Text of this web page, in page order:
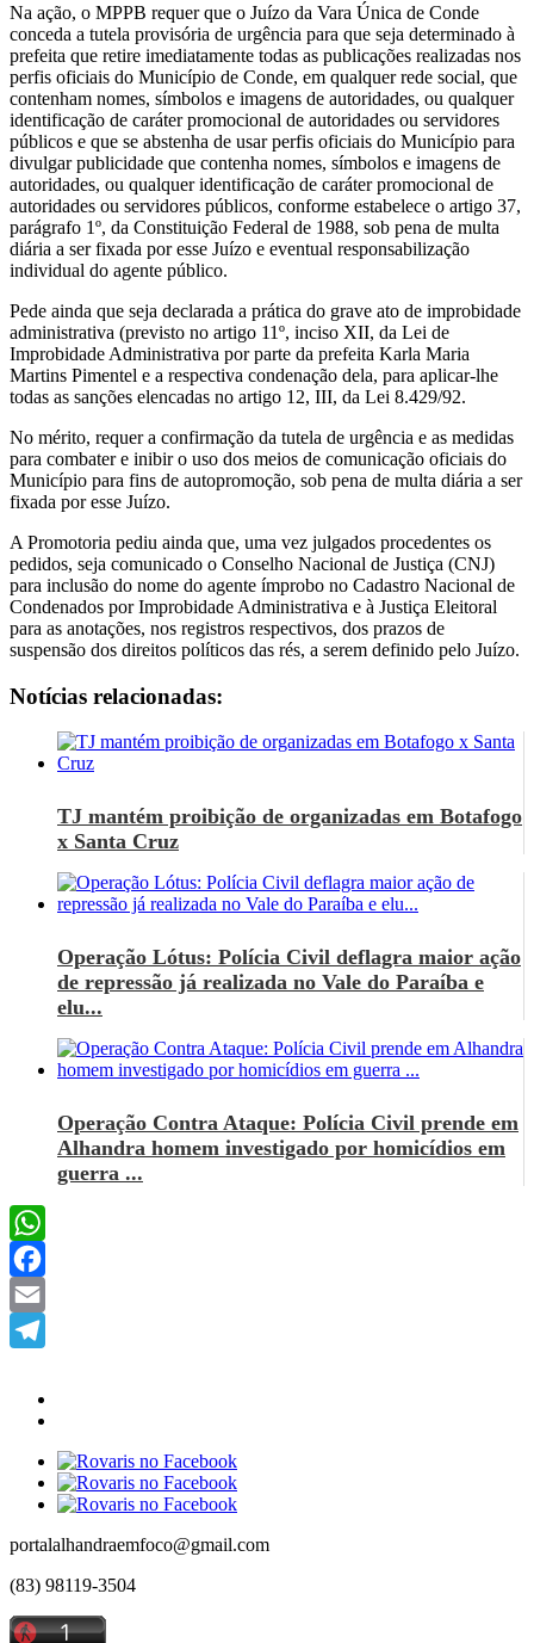
Na ação, o MPPB requer que o Juízo da Vara Única de Conde
conceda a tutela provisória de urgência para que seja determinado à
prefeita que retire imediatamente todas as publicações realizadas nos
perfis oficiais do Município de Conde, em qualquer rede social, que
contenham nomes, símbolos e imagens de autoridades, ou qualquer
identificação de caráter promocional de autoridades ou servidores
públicos e que se abstenha de usar perfis oficiais do Município para
divulgar publicidade que contenha nomes, símbolos e imagens de
autoridades, ou qualquer identificação de caráter promocional de
autoridades ou servidores públicos, conforme estabelece o artigo 37,
parágrafo 1º, da Constituição Federal de 1988, sob pena de multa
diária a ser fixada por esse Juízo e eventual responsabilização
individual do agente público.
Pede ainda que seja declarada a prática do grave ato de improbidade
administrativa (previsto no artigo 11º, inciso XII, da Lei de
Improbidade Administrativa por parte da prefeita Karla Maria
Martins Pimentel e a respectiva condenação dela, para aplicar-lhe
todas as sanções elencadas no artigo 12, III, da Lei 8.429/92.
No mérito, requer a confirmação da tutela de urgência e as medidas
para combater e inibir o uso dos meios de comunicação oficiais do
Município para fins de autopromoção, sob pena de multa diária a ser
fixada por esse Juízo.
A Promotoria pediu ainda que, uma vez julgados procedentes os
pedidos, seja comunicado o Conselho Nacional de Justiça (CNJ)
para inclusão do nome do agente ímprobo no Cadastro Nacional de
Condenados por Improbidade Administrativa e à Justiça Eleitoral
para as anotações, nos registros respectivos, dos prazos de
suspensão dos direitos políticos das rés, a serem definido pelo Juízo.
Notícias relacionadas:
TJ mantém proibição de organizadas em Botafogo
x Santa Cruz
Operação Lótus: Polícia Civil deflagra maior ação
de repressão já realizada no Vale do Paraíba e
elu...
Operação Contra Ataque: Polícia Civil prende em
Alhandra homem investigado por homicídios em
guerra ...
WhatsApp
Facebook
Email
portalalhandraemfoco@gmail.com
(83) 98119-3504